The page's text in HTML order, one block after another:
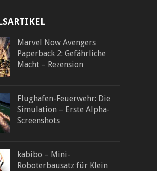
Marvel Now Avengers
Paperback 2: Gefährliche
Macht – Rezension
Flughafen-Feuerwehr: Die
Simulation – Erste Alpha-
Screenshots
kabibo – Mini-
Roboterbausatz für Klein